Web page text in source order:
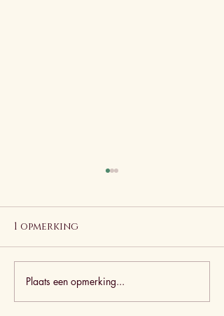
Pinsa Romana
pompoen - pancetta
1 opmerking
Plaats een opmerking...